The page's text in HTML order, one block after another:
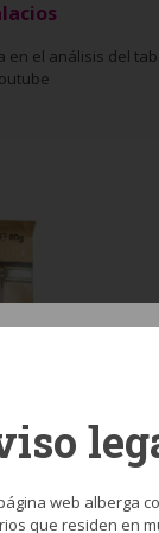
en el análisis del
Me
13, 2018
dulce
una de las
la marca,
web alberga
que residen en